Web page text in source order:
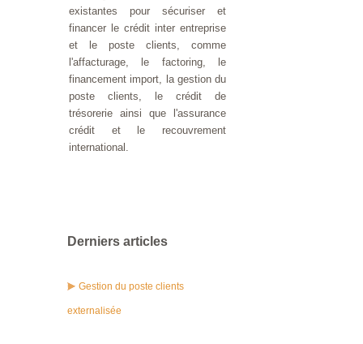
existantes pour sécuriser et
financer le crédit inter entreprise
et le poste clients, comme
l'affacturage, le factoring, le
financement import, la gestion du
poste clients, le crédit de
trésorerie ainsi que l'assurance
crédit et le recouvrement
international.
Derniers articles
Gestion du poste clients
externalisée